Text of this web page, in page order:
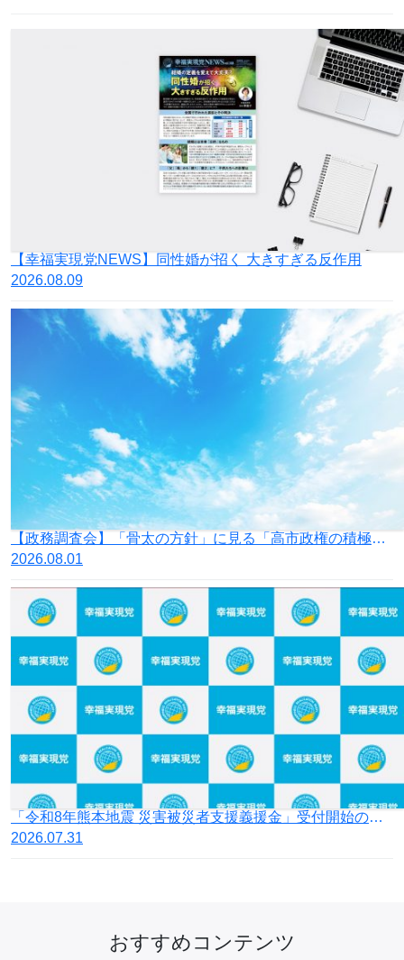
【幸福実現党NEWS】同性婚が招く 大きすぎる反作用
2026.08.09
【政務調査会】「骨太の方針」に見る「高市政権の積極財政」の落とし穴
2026.08.01
「令和8年熊本地震 災害被災者支援義援金」受付開始のお知らせ
2026.07.31
おすすめコンテンツ